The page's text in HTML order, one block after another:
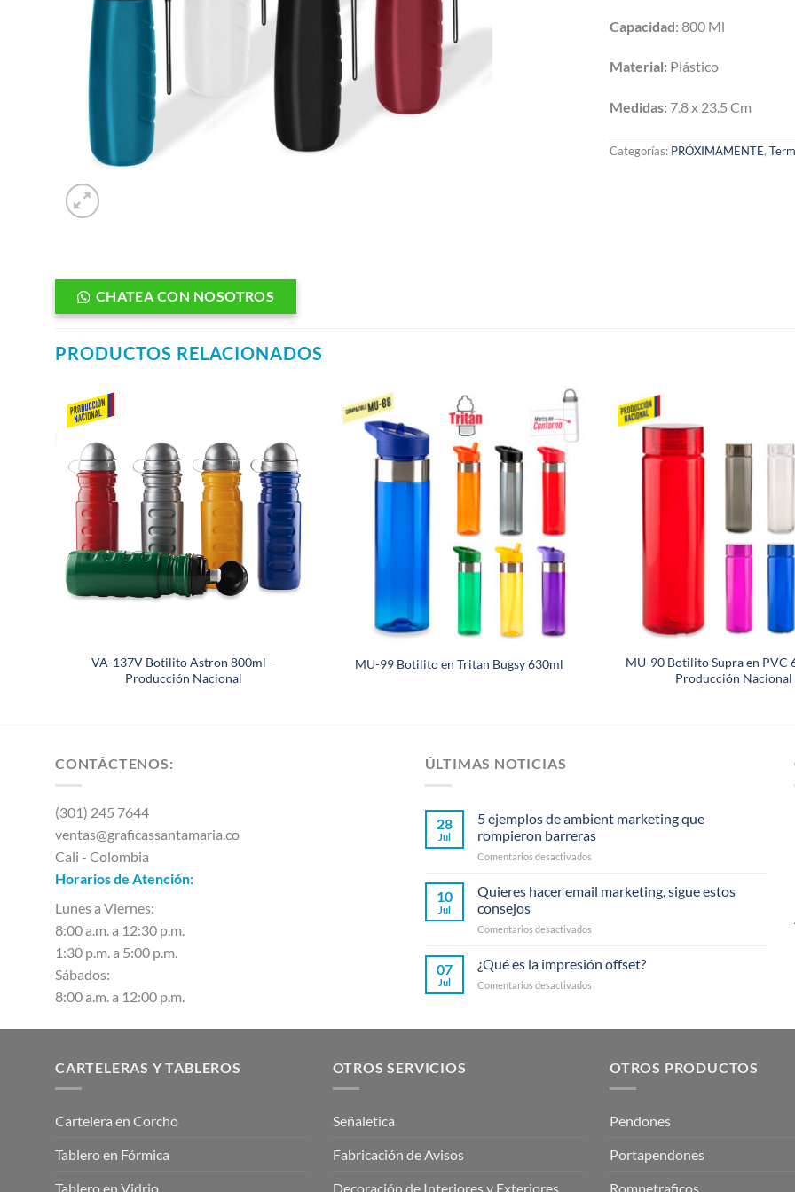
Capacidad: 800 Ml
Material: Plástico
Medidas: 7.8 x 23.5 Cm
Categorías: PRÓXIMAMENTE,
CHATEA CON NOSOTROS
PRODUCTOS RELACIONADOS
VA-137V Botilito Astron 800ml –
Producción Nacional
MU-99 Botilito en Tritan Bugsy 630ml
MU-90 Botilito Supra en PVC
Producción Nacional
CONTÁCTENOS:
(301) 245 7644
ventas@graficassantamaria.co
Cali - Colombia
Horarios de Atención:
Lunes a Viernes:
8:00 a.m. a 12:30 p.m.
1:30 p.m. a 5:00 p.m.
Sábados:
8:00 a.m. a 12:00 p.m.
ÚLTIMAS NOTICIAS
28
Jul
5 ejemplos de ambient marketing que
rompieron barreras
Comentarios desactivadosen
ejemplos
de
marketing
rompieron
10
Jul
Quieres hacer email marketing, sigue estos
consejos
Comentarios desactivadosen
hacer
email
marketing,
07
Jul
¿Qué es la impresión offset?
Comentarios desactivadosen
la
CARTELERAS Y TABLEROS
Cartelera en Corcho
Tablero en Fórmica
Tablero en Vidrio
OTROS SERVICIOS
Señaletica
Fabricación de Avisos
Decoración de Interiores y Exteriores
OTROS PRODUCTOS
Pendones
Portapendones
Rompetraficos